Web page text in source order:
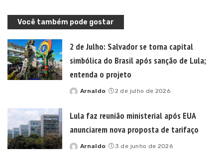
Você também pode gostar
2 de Julho: Salvador se torna capital
simbólica do Brasil após sanção de Lula;
entenda o projeto
Posted
Arnaldo 2 de julho de 2026
Lula faz reunião ministerial após EUA
anunciarem nova proposta de tarifaço
Posted
Arnaldo 3 de junho de 2026